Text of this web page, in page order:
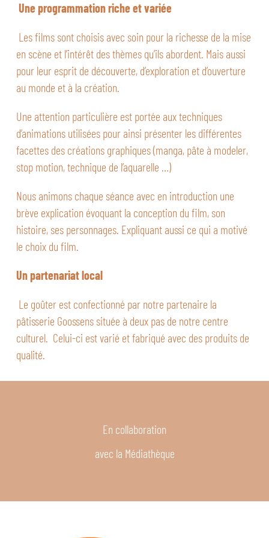
Une programmation riche et variée
Les films sont choisis avec soin pour la richesse de la mise
en scène et l’intérêt des thèmes qu’ils abordent. Mais aussi
pour leur esprit de découverte, d’exploration et d’ouverture
au monde et à la création.
Une attention particulière est portée aux techniques
d’animations utilisées pour ainsi présenter les différentes
facettes des créations graphiques (manga, pâte à modeler,
stop motion, technique de l’aquarelle …)
Nous animons chaque séance avec en introduction une
brève explication évoquant la conception du film, son
histoire, ses personnages. Expliquant aussi ce qui a motivé
le choix du film.
Un partenariat local
Le goûter est confectionné par notre partenaire la
pâtisserie Goossens située à deux pas de notre centre
culturel. Celui-ci est varié et fabriqué avec des produits de
qualité.
En collaboration
avec la Médiathèque